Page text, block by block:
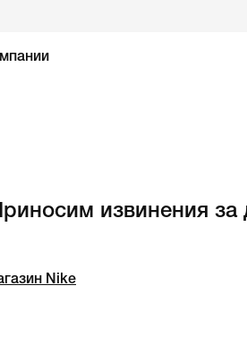
извинения за
Nike